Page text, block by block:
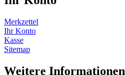
Merkzettel
Ihr Konto
Kasse
Sitemap
Weitere Informationen